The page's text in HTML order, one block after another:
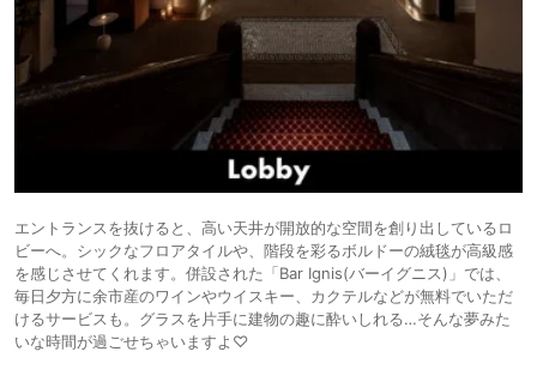
エントランスを抜けると、高い天井が開放的な空間を創り出しているロ
ビーへ。シックなフロアタイルや、階段を彩るボルドーの絨毯が高級感
を感じさせてくれます。併設された「Bar Ignis(バーイグニス)」では、
毎日夕方に余市産のワインやウイスキー、カクテルなどが無料でいただ
けるサービスも。グラスを片手に建物の趣に酔いしれる…そんな夢みた
いな時間が過ごせちゃいますよ♡